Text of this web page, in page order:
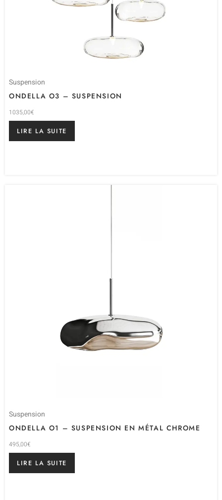
Suspension
ONDELLA O3 – SUSPENSION
1035,00€
LIRE LA SUITE
Suspension
ONDELLA O1 – SUSPENSION EN MÉTAL CHROME
495,00€
LIRE LA SUITE